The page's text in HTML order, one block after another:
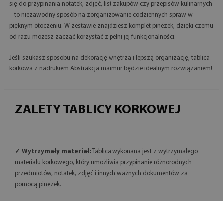
się do przypinania notatek, zdjęć, list zakupów czy przepisów kulinarnych
– to niezawodny sposób na zorganizowanie codziennych spraw w
pięknym otoczeniu. W zestawie znajdziesz komplet pinezek, dzięki czemu
od razu możesz zacząć korzystać z pełni jej funkcjonalności.
Jeśli szukasz sposobu na dekorację wnętrza i lepszą organizację, tablica
korkowa z nadrukiem Abstrakcja marmur będzie idealnym rozwiązaniem!
ZALETY TABLICY KORKOWEJ
✓ Wytrzymały materiał: Tablica wykonana jest z wytrzymałego
materiału korkowego, który umożliwia przypinanie różnorodnych
przedmiotów, notatek, zdjęć i innych ważnych dokumentów za
pomocą pinezek.